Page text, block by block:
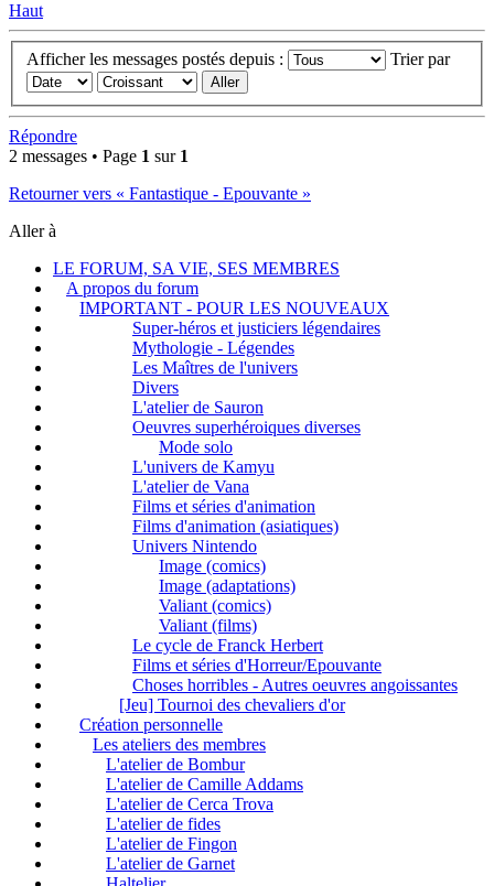
Haut
Afficher les messages postés depuis : Trier par
Répondre
2 messages • Page 1 sur 1
Retourner vers « Fantastique - Epouvante »
Aller à
LE FORUM, SA VIE, SES MEMBRES
A propos du forum
IMPORTANT - POUR LES NOUVEAUX
Super-héros et justiciers légendaires
Mythologie - Légendes
Les Maîtres de l'univers
Divers
L'atelier de Sauron
Oeuvres superhéroiques diverses
Mode solo
L'univers de Kamyu
L'atelier de Vana
Films et séries d'animation
Films d'animation (asiatiques)
Univers Nintendo
Image (comics)
Image (adaptations)
Valiant (comics)
Valiant (films)
Le cycle de Franck Herbert
Films et séries d'Horreur/Epouvante
Choses horribles - Autres oeuvres angoissantes
[Jeu] Tournoi des chevaliers d'or
Création personnelle
Les ateliers des membres
L'atelier de Bombur
L'atelier de Camille Addams
L'atelier de Cerca Trova
L'atelier de fides
L'atelier de Fingon
L'atelier de Garnet